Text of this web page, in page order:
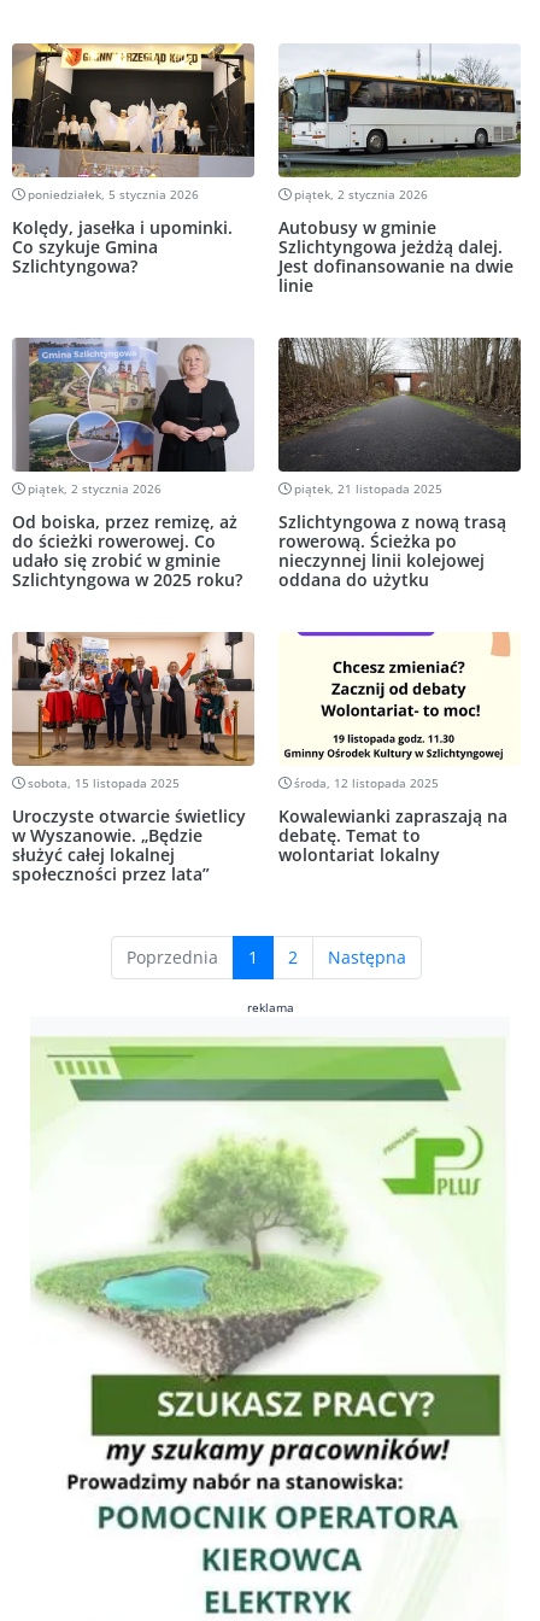
poniedziałek, 5 stycznia 2026
Kolędy, jasełka i upominki.
Co szykuje Gmina
Szlichtyngowa?
piątek, 2 stycznia 2026
Autobusy w gminie
Szlichtyngowa jeżdżą dalej.
Jest dofinansowanie na dwie
linie
piątek, 2 stycznia 2026
Od boiska, przez remizę, aż
do ścieżki rowerowej. Co
udało się zrobić w gminie
Szlichtyngowa w 2025 roku?
piątek, 21 listopada 2025
Szlichtyngowa z nową trasą
rowerową. Ścieżka po
nieczynnej linii kolejowej
oddana do użytku
sobota, 15 listopada 2025
Uroczyste otwarcie świetlicy
w Wyszanowie. „Będzie
służyć całej lokalnej
społeczności przez lata”
środa, 12 listopada 2025
Kowalewianki zapraszają na
debatę. Temat to
wolontariat lokalny
Poprzednia 1 (current)
2 Następna
reklama